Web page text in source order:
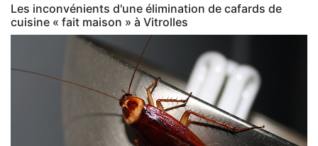
Les inconvénients d'une élimination de cafards de
cuisine « fait maison » à Vitrolles